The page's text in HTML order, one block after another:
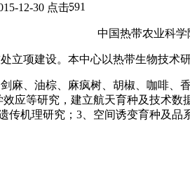
12-30 点击:591
中国热带农业科
立项建设。本中心以热带生物技术
麻、油棕、麻疯树、胡椒、咖啡
应等研究，建立航天育种及技术
机理研究；3、空间诱变育种及